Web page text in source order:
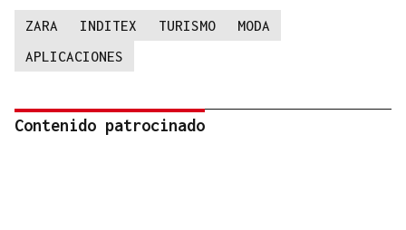
ZARA INDITEX TURISMO
MODA
APLICACIONES
Contenido patrocinado